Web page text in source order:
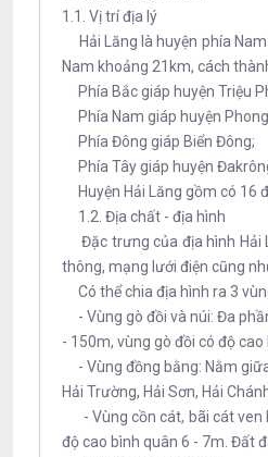
1.1. Vị trí địa lý
Hải Lăng là huyện phía Nam
Nam khoảng 21km, cách
Phía Bắc giáp huyện Triệu
Phía Nam giáp huyện
Phía Đông giáp Biển Đông;
Phía Tây giáp huyện
Huyện Hải Lăng gồm có 16
1.2. Địa chất - địa hình
Đặc trưng của địa hình Hải
thông, mạng lưới điện cũng
Có thể chia địa hình ra 3
- Vùng gò đồi và núi: Đa
- 150m, vùng gò đồi có độ cao
- Vùng đồng bằng: Nằm
Hải Trường, Hải Sơn, Hải
- Vùng cồn cát, bãi cát ven
độ cao bình quân 6 - 7m. Đất